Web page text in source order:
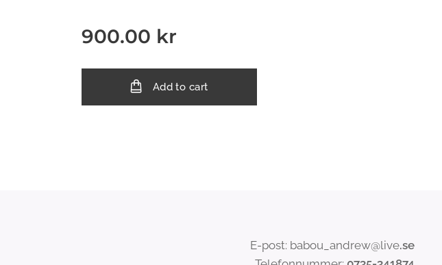
900.00 kr
Add to cart
E-post: babou_andrew@live.se